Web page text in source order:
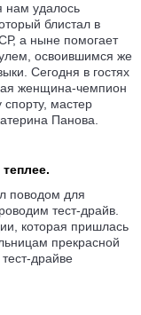
нам удалось
блистал в
а ныне помогает
освоившимся же
Сегодня в гостях
женщина-чемпион
мастер
Панова.
поводом для
тест-драйв.
которая пришлась
прекрасной
драйве